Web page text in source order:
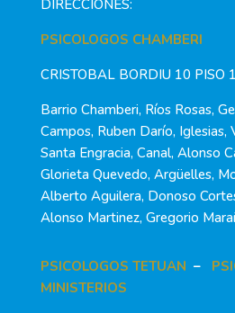
DIRECCIONES:
PSICOLOGOS CHAMBERI
CRISTOBAL BORDIU 10 PISO
Barrio Chamberi, Ríos Rosas,
Campos, Ruben Darío, Iglesias,
Santa Engracia, Canal, Alonso
Glorieta Quevedo, Argüelles,
Alberto Aguilera, Donoso
Alonso Martinez, Gregorio
PSICOLOGOS TETUAN –
MINISTERIOS